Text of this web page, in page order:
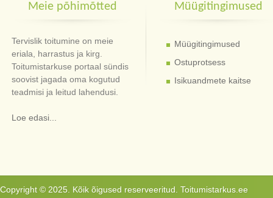
Meie põhimõtted
Tervislik toitumine on meie
eriala, harrastus ja kirg.
Toitumistarkuse portaal sündis
soovist jagada oma kogutud
teadmisi ja leitud lahendusi.
Loe edasi...
Müügitingimused
Müügitingimused
Ostuprotsess
Isikuandmete kaitse
Copyright © 2025. Kõik õigused reserveeritud. Toitumistarkus.ee